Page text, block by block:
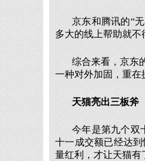
京东和腾讯的“
多大的线上帮助就不
综合来看，京东
一种对外加固，重在
天猫亮出三板斧
今年是第九个双
十一成交额已经达
量红利，才让天猫有